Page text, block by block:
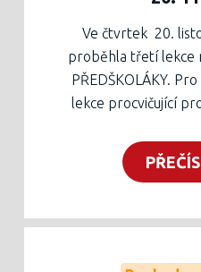
Ve čtvrtek 20.
proběhla třetí lekce
PŘEDŠKOLÁKY.
lekce procvičující
grafomotorický
aktivním
s pohybem,
ruky a nakonec